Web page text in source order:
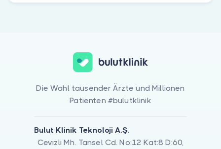
Die Wahl tausender Ärzte und Millionen
Patienten #bulutklinik
Bulut Klinik Teknoloji A.Ş.
Cevizli Mh. Tansel Cd. No:12 Kat:8 D:60,